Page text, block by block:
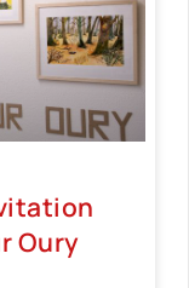
Oury